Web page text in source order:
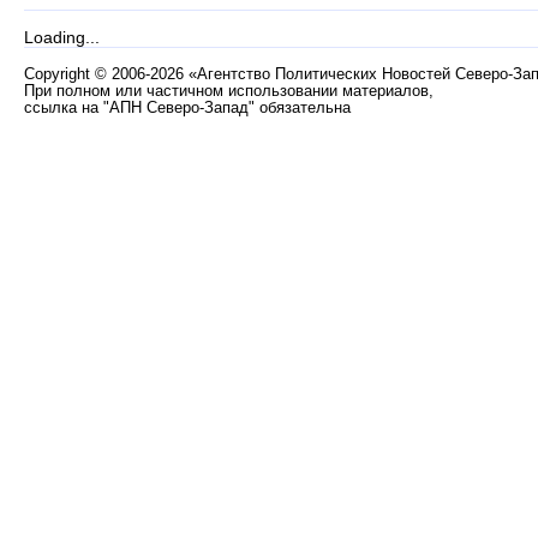
Loading...
Copyright © 2006-2026 «Агентство Политических Новостей Северо-
При полном или частичном использовании материалов,
ссылка на "АПН Северо-Запад" обязательна